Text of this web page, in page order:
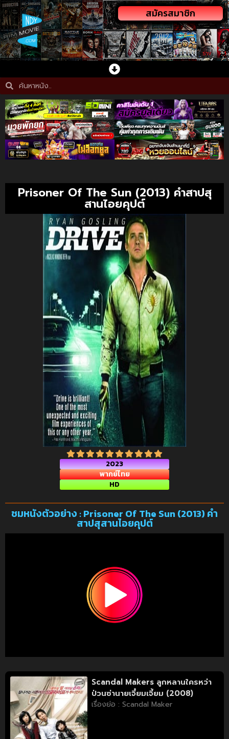
สมัครสมาชิก
Prisoner Of The Sun (2013) คำสาปสุ
สานไอยคุปต์
2023
พากย์ไทย
HD
ชมหนังตัวอย่าง : Prisoner Of The Sun (2013) คำ
สาปสุสานไอยคุปต์
Scandal Makers ลูกหลานใครหว่า
ป่วนซ่านายเจี๋ยมเจี้ยม (2008)
เรื่องย่อ : Scandal Maker